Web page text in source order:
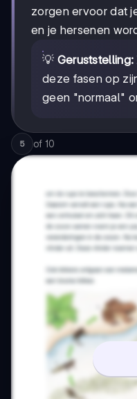
zorgen ervoor dat
en je hersenen
💡 Geruststelling:
deze fasen op
geen "normaal"
5 of 10